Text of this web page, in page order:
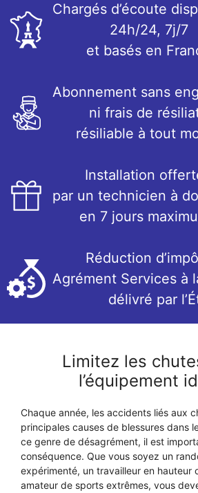
Chargés d’écoute
24h/24, 7j/7
et basés en
Abonnement sans
ni frais de
résiliable à tout
Installation
par un technicien à
en 7 jours
Réduction
Agrément Services à
délivré par
Limitez les
l’équipement
Chaque année, les accidents liés aux
principales causes de blessures dans
ce genre de désagrément, il est
conséquence. Que vous soyez un
expérimenté, un travailleur en hauteur
amateur de sports extrêmes, vous